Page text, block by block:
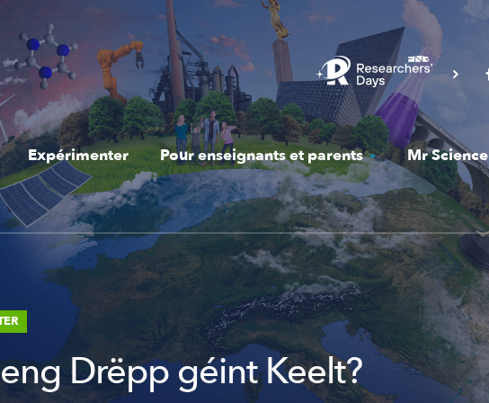
Expérimenter Pour enseignants et parents Mr Science
Drëpp géint Keelt?